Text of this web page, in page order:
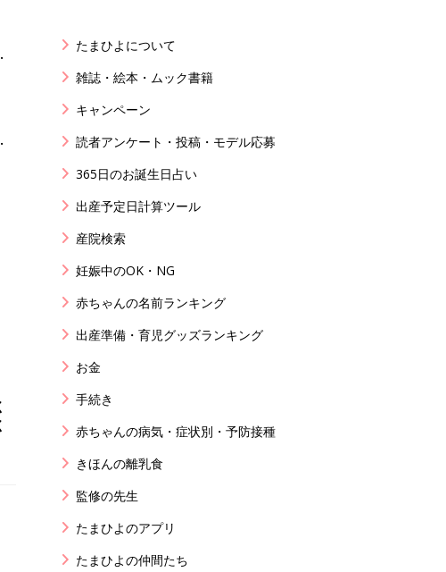
たまひよについて
雑誌・絵本・ムック書籍
キャンペーン
読者アンケート・投稿・モデル応募
365日のお誕生日占い
出産予定日計算ツール
産院検索
妊娠中のOK・NG
赤ちゃんの名前ランキング
出産準備・育児グッズランキング
お金
手続き
赤ちゃんの病気・症状別・予防接種
きほんの離乳食
監修の先生
たまひよのアプリ
たまひよの仲間たち